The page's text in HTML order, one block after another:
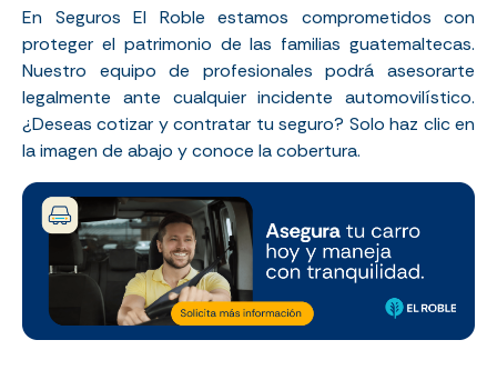
En Seguros El Roble estamos comprometidos con
proteger el patrimonio de las familias guatemaltecas.
Nuestro equipo de profesionales podrá asesorarte
legalmente ante cualquier incidente automovilístico.
¿Deseas cotizar y contratar tu seguro? Solo haz clic en
la imagen de abajo y conoce la cobertura.